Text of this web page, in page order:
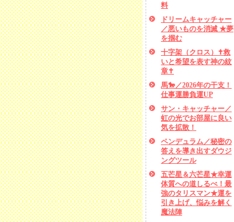
料
ドリームキャッチャー
／悪いものを消滅 ★夢
を掴む
十字架（クロス）✝救
いと希望を表す神の紋
章✝
馬🐎／2026年の干支！
仕事運勝負運UP
サン・キャッチャー／
虹の光でお部屋に良い
気を拡散！
ペンデュラム／秘密の
答えを導き出すダウジ
ングツール
五芒星＆六芒星★幸運
体質への道しるべ！最
強のタリスマン★運を
引き上げ、悩みを解く
魔法陣